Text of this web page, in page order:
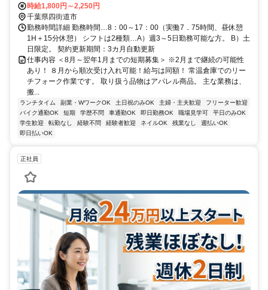
～送迎バス45分
時給1,800円～2,250円
千葉県四街道市
勤務時間詳細 勤務時間…8：00～17：00（実働7．75時間、昼休憩
1H＋15分休憩） シフトは2種類…A）週3～5日勤務可能な方。 B）土
日限定。 契約更新期間：3カ月自動更新
仕事内容 ＜8月～翌年1月までの短期募集＞ ※2月まで継続の可能性
あり！ ８月から順次受け入れ可能！給与は同額！ 常温倉庫でのリー
チフォーク作業です。 取り扱う品物はアパレル商品。 主な業務は、
搬...
ランチタイム 副業・WワークOK 土日祝のみOK 主婦・主夫歓迎
フリーター歓迎
バイク通勤OK
短期 学歴不問 車通勤OK 即日勤務OK 職場見学可
平日のみOK
学生歓迎
転勤なし 経験不問 経験者歓迎 ネイルOK 残業なし
週払いOK
即日払いOK
正社員